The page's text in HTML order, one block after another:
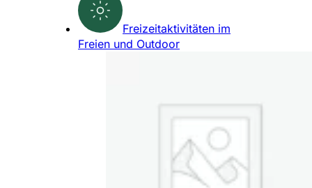
Freizeitaktivitäten im
Freien und Outdoor